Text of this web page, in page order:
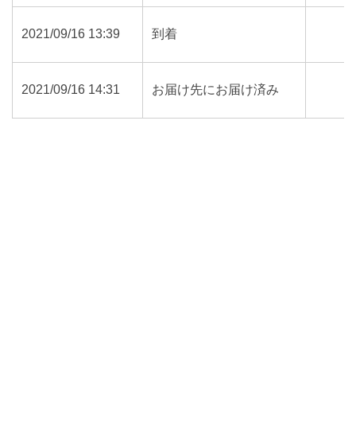
2021/09/16 13:39 到着
2021/09/16 14:31 お届け先にお届け済み